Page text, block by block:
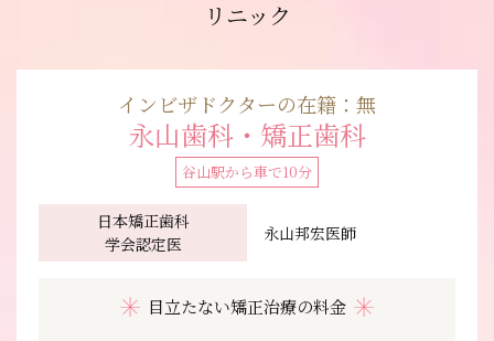
リニック
インビザドクターの在籍：無
永山歯科・矯正歯科
谷山駅から車で10分
⽇本矯正⻭科
学会認定医
永山邦宏医師
目立たない矯正治療の料金